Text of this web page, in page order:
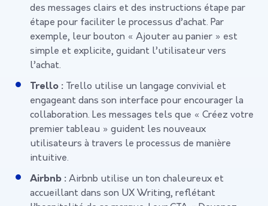
des messages clairs et des instructions étape par
étape pour faciliter le processus d’achat. Par
exemple, leur bouton « Ajouter au panier » est
simple et explicite, guidant l’utilisateur vers
l’achat.
Trello : Trello utilise un langage convivial et
engageant dans son interface pour encourager la
collaboration. Les messages tels que « Créez votre
premier tableau » guident les nouveaux
utilisateurs à travers le processus de manière
intuitive.
Airbnb : Airbnb utilise un ton chaleureux et
accueillant dans son UX Writing, reflétant